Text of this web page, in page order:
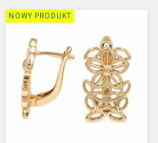
NOWY PRODUKT